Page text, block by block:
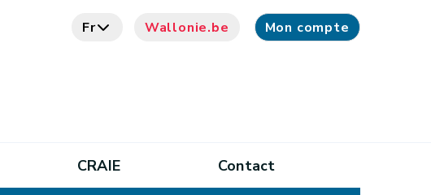
Fr Wallonie.be Mon compte
CRAIE Contact